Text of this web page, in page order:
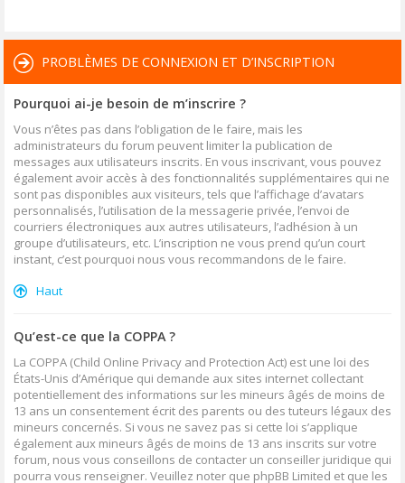
PROBLÈMES DE CONNEXION ET D’INSCRIPTION
Pourquoi ai-je besoin de m’inscrire ?
Vous n’êtes pas dans l’obligation de le faire, mais les
administrateurs du forum peuvent limiter la publication de
messages aux utilisateurs inscrits. En vous inscrivant, vous pouvez
également avoir accès à des fonctionnalités supplémentaires qui ne
sont pas disponibles aux visiteurs, tels que l’affichage d’avatars
personnalisés, l’utilisation de la messagerie privée, l’envoi de
courriers électroniques aux autres utilisateurs, l’adhésion à un
groupe d’utilisateurs, etc. L’inscription ne vous prend qu’un court
instant, c’est pourquoi nous vous recommandons de le faire.
Haut
Qu’est-ce que la COPPA ?
La COPPA (Child Online Privacy and Protection Act) est une loi des
États-Unis d’Amérique qui demande aux sites internet collectant
potentiellement des informations sur les mineurs âgés de moins de
13 ans un consentement écrit des parents ou des tuteurs légaux des
mineurs concernés. Si vous ne savez pas si cette loi s’applique
également aux mineurs âgés de moins de 13 ans inscrits sur votre
forum, nous vous conseillons de contacter un conseiller juridique qui
pourra vous renseigner. Veuillez noter que phpBB Limited et que les